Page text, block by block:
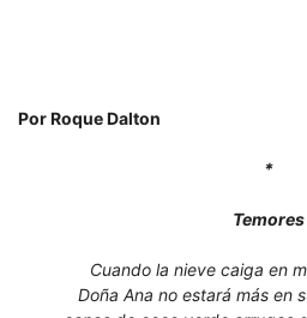
Por Roque Dalton
*
Temores
Cuando la nieve
Doña Ana no estará